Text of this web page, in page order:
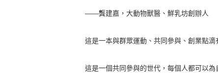
——龔建嘉，大動物獸醫、鮮乳坊創辦人
這是一本與群眾運動、共同參與、創業點
這是一個共同參與的世代，每個人都可以